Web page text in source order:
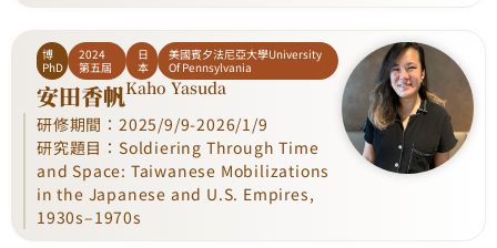
博
PhD
2024
第五屆
日
本
美國賓夕法尼亞大學University
Of Pennsylvania
安田香帆Kaho Yasuda
研修期間：2025/9/9-2026/1/9
研究題目：Soldiering Through Time
and Space: Taiwanese Mobilizations
in the Japanese and U.S. Empires,
1930s–1970s